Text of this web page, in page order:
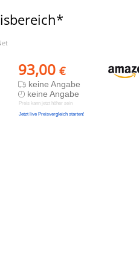
93,00 €
keine Angabe
keine Angabe
Preis kann jetzt höher sein
Jetzt live Preisvergleich starten!